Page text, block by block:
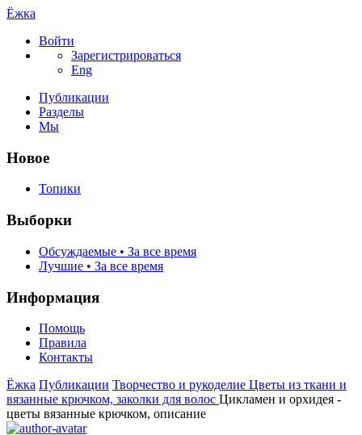
Ёжка
Войти
Зарегистрироваться
Eng
Публикации
Разделы
Мы
Новое
Топики
Выборки
Обсуждаемые • За все время
Лучшие • За все время
Информация
Помощь
Правила
Контакты
Ёжка Публикации Творчество и рукоделие Цветы из ткани и
вязанные крючком, заколки для волос Цикламен и орхидея -
цветы вязанные крючком, описание